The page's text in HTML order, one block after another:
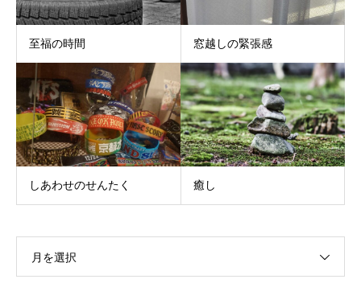
至福の時間 窓越しの緊張感
しあわせのせんたく 癒し
月を選択